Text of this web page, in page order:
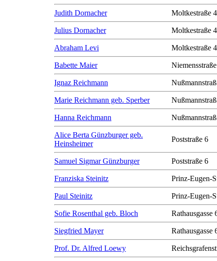
Judith Dornacher Moltkestraße
Julius Dornacher Moltkestraße
Abraham Levi Moltkestraße
Babette Maier
Ignaz Reichmann
Marie Reichmann geb. Sperber
Hanna Reichmann
Alice Berta Günzburger geb.
Heinsheimer
Poststraße 6
Samuel Sigmar Günzburger Poststraße 6
Franziska Steinitz Prinz-Eugen-
Paul Steinitz Prinz-Eugen-
Sofie Rosenthal geb. Bloch Rathausgasse
Siegfried Mayer Rathausgasse
Prof. Dr. Alfred Loewy